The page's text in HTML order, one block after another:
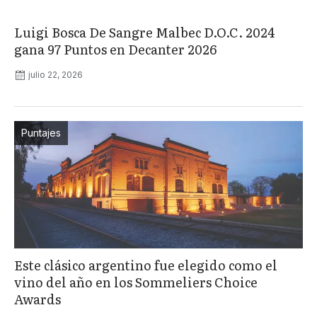
Luigi Bosca De Sangre Malbec D.O.C. 2024
gana 97 Puntos en Decanter 2026
julio 22, 2026
Puntajes
Este clásico argentino fue elegido como el
vino del año en los Sommeliers Choice
Awards